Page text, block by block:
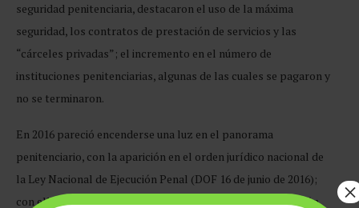
seguridad penitenciaria, destacaron el uso de la máxima
seguridad, los contratos de prestación de servicios y las
“cárceles privadas”; el incremento en el número de
instituciones penitenciarias, algunas de las cuales se pagaron y
no se terminaron.
En 2016 pareció encenderse una luz en el panorama
penitenciario, con la aparición en el orden jurídico nacional de
la Ley Nacional de Ejecución Penal (DOF 16 de junio de 2016);
con ella, el Congreso de la Unión cumpliría con la obligación
×